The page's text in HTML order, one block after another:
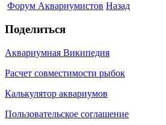
Форум Аквариумистов Назад
Поделиться
Аквариумная Википедия
Расчет совместимости рыбок
Калькулятор аквариумов
Пользовательское соглашение